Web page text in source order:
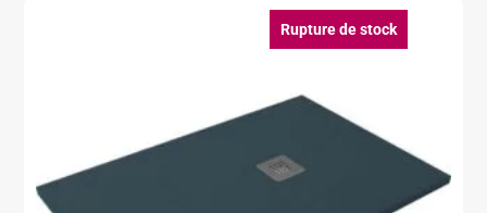
Rupture de stock